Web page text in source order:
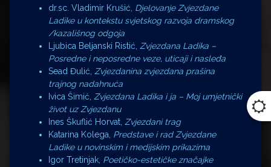
dr.sc. Vladimir Krušić, Djelovanje Zvjezdane
Ladike u kontekstu svjetskog razvoja dramskog
/kazališnog odgoja
Ljubica Beljanski Ristić, Zvjezdana Ladika –
Posredne i neposredne veze, uticaji i nasleđa
Sead Đulić, Zvjezdanina zvjezdana prašina
trajnog nadahnuća
Ivica Šimić, Zvjezdana Ladika i ja – Moj umjetnički
život uz Zvjezdanu
Ines Škuflić Horvat, Zvjezdani trag
Katarina Kolega, Predstave i rad Zvjezdane
Ladike u novinskim i medijskim prikazima
Igor Tretinjak, Poetičko-estetičke značajke